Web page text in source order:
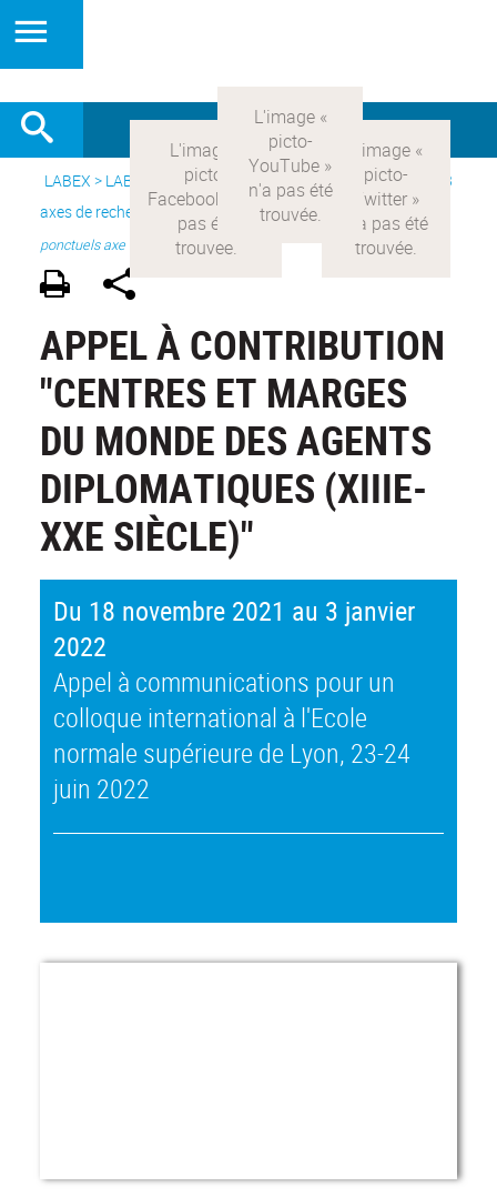
LABEX > LABEX COMOD> Version française > Recherche >
3
axes de recherche>Axe 3 : l’Etat et les citoyens > projets
ponctuels axe III
APPEL À CONTRIBUTION
"CENTRES ET MARGES
DU MONDE DES AGENTS
DIPLOMATIQUES (XIIIE-
XXE SIÈCLE)"
Du 18 novembre 2021 au 3 janvier
2022
Appel à communications pour un
colloque international à l'Ecole
normale supérieure de Lyon, 23-24
juin 2022